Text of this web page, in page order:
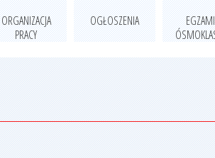
ORGANIZACJA
PRACY
OGŁOSZENIA